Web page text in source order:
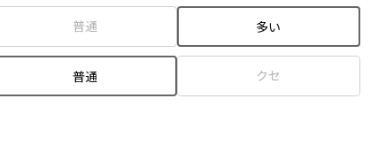
普通 多い
普通 クセ